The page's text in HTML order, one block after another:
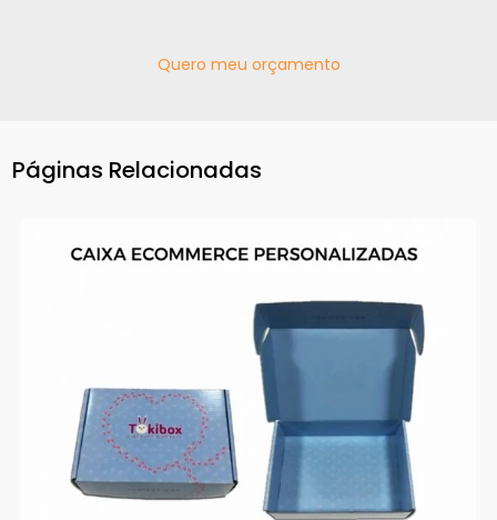
Quero meu orçamento
Páginas Relacionadas